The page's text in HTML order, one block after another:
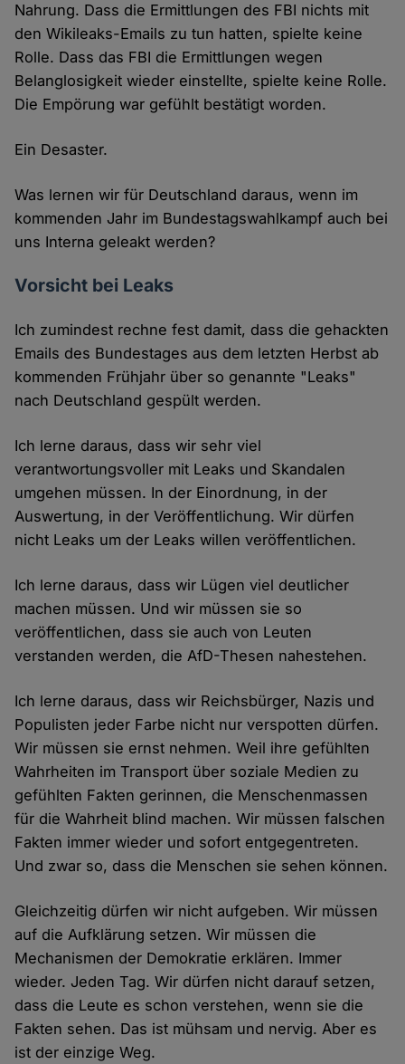
Nahrung. Dass die Ermittlungen des FBI nichts mit
den Wikileaks-Emails zu tun hatten, spielte keine
Rolle. Dass das FBI die Ermittlungen wegen
Belanglosigkeit wieder einstellte, spielte keine Rolle.
Die Empörung war gefühlt bestätigt worden.
Ein Desaster.
Was lernen wir für Deutschland daraus, wenn im
kommenden Jahr im Bundestagswahlkampf auch bei
uns Interna geleakt werden?
Vorsicht bei Leaks
Ich zumindest rechne fest damit, dass die gehackten
Emails des Bundestages aus dem letzten Herbst ab
kommenden Frühjahr über so genannte "Leaks"
nach Deutschland gespült werden.
Ich lerne daraus, dass wir sehr viel
verantwortungsvoller mit Leaks und Skandalen
umgehen müssen. In der Einordnung, in der
Auswertung, in der Veröffentlichung. Wir dürfen
nicht Leaks um der Leaks willen veröffentlichen.
Ich lerne daraus, dass wir Lügen viel deutlicher
machen müssen. Und wir müssen sie so
veröffentlichen, dass sie auch von Leuten
verstanden werden, die AfD-Thesen nahestehen.
Ich lerne daraus, dass wir Reichsbürger, Nazis und
Populisten jeder Farbe nicht nur verspotten dürfen.
Wir müssen sie ernst nehmen. Weil ihre gefühlten
Wahrheiten im Transport über soziale Medien zu
gefühlten Fakten gerinnen, die Menschenmassen
für die Wahrheit blind machen. Wir müssen falschen
Fakten immer wieder und sofort entgegentreten.
Und zwar so, dass die Menschen sie sehen können.
Gleichzeitig dürfen wir nicht aufgeben. Wir müssen
auf die Aufklärung setzen. Wir müssen die
Mechanismen der Demokratie erklären. Immer
wieder. Jeden Tag. Wir dürfen nicht darauf setzen,
dass die Leute es schon verstehen, wenn sie die
Fakten sehen. Das ist mühsam und nervig. Aber es
ist der einzige Weg.